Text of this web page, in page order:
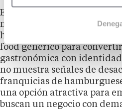
El sector de las
momento de plena
hamburguesa ha dejado de
food genérico para
gastronómica con
no muestra señales de
franquicias de
una opción atractiva para
buscan un negocio con